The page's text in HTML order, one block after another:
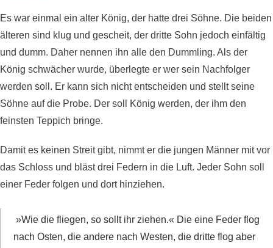
Es war einmal ein alter König, der hatte drei Söhne. Die beiden
älteren sind klug und gescheit, der dritte Sohn jedoch einfältig
und dumm. Daher nennen ihn alle den Dummling. Als der
König schwächer wurde, überlegte er wer sein Nachfolger
werden soll. Er kann sich nicht entscheiden und stellt seine
Söhne auf die Probe. Der soll König werden, der ihm den
feinsten Teppich bringe.
Damit es keinen Streit gibt, nimmt er die jungen Männer mit vor
das Schloss und bläst drei Federn in die Luft. Jeder Sohn soll
einer Feder folgen und dort hinziehen.
»Wie die fliegen, so sollt ihr ziehen.« Die eine Feder flog
nach Osten, die andere nach Westen, die dritte flog aber